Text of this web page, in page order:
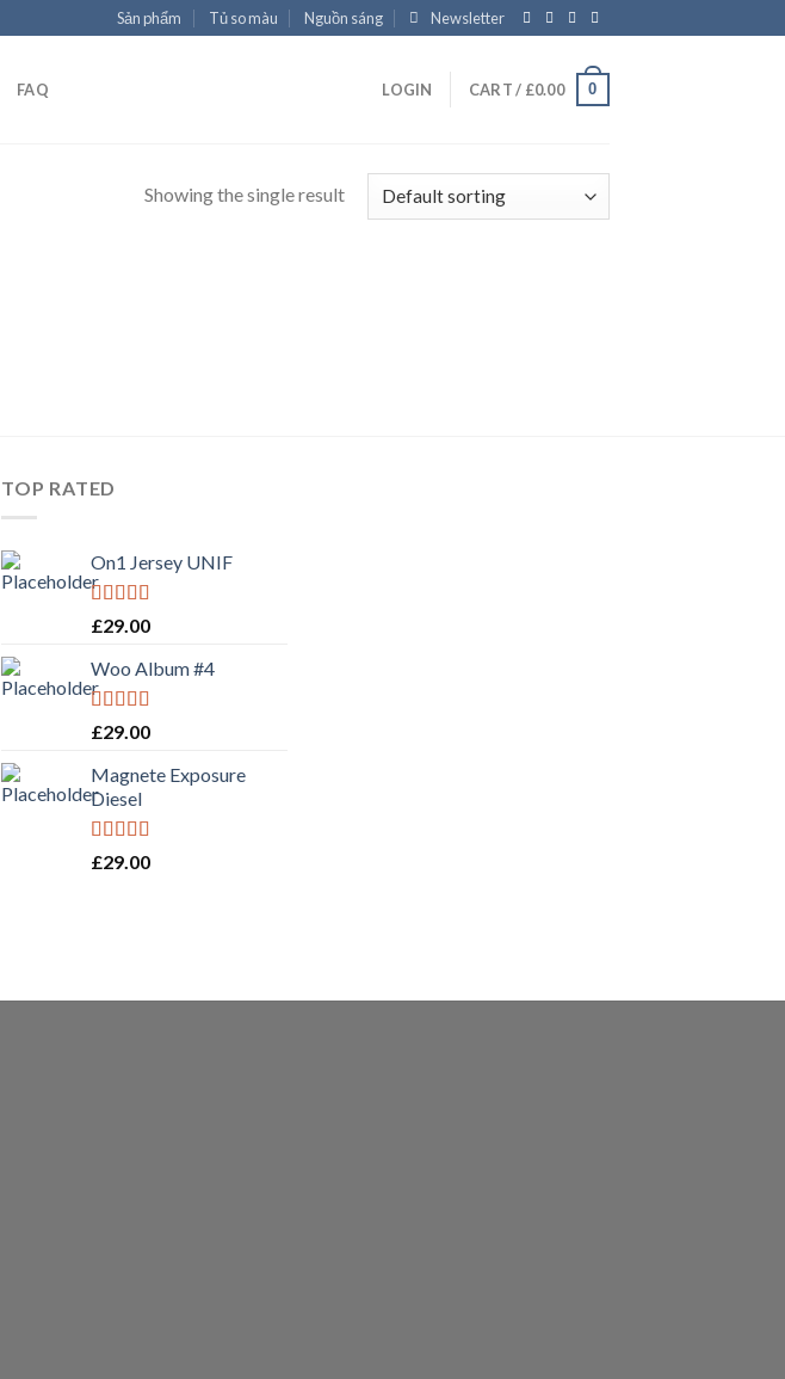
Sản phẩm Tủ so màu Nguồn sáng Newsletter
FAQ LOGIN CART / £0.00 0
Showing the single result
TOP RATED
On1 Jersey UNIF
Rated5.00
£29.00
Woo Album #4
Rated5.00
£29.00
Magnete Exposure
Diesel
Rated5.00
£29.00